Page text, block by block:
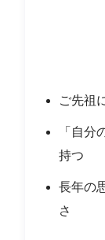
ご先祖
「自分
持つ
長年の
さ